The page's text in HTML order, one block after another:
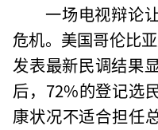
一场电视辩论
危机。美国哥伦比
发表最新民调结果
后，72%的登记选
康状况不适合担任